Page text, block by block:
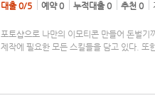
대출 0/5
예약 0 누적대출 0 추천 0
포토샵으로 나만의 이모티콘 만들어 돈벌
제작에 필요한 모든 스킬들을 담고 있다. 또